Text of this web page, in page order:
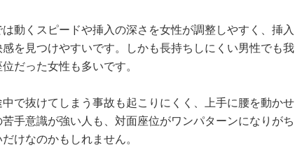
動くスピードや挿入の深さを女性が調整しやすく、挿入
を見つけやすいです。しかも長持ちしにくい男性でも我
だった女性も多いです。
で抜けてしまう事故も起こりにくく、上手に腰を動かせ
手意識が強い人も、対面座位がワンパターンになりがち
けなのかもしれません。